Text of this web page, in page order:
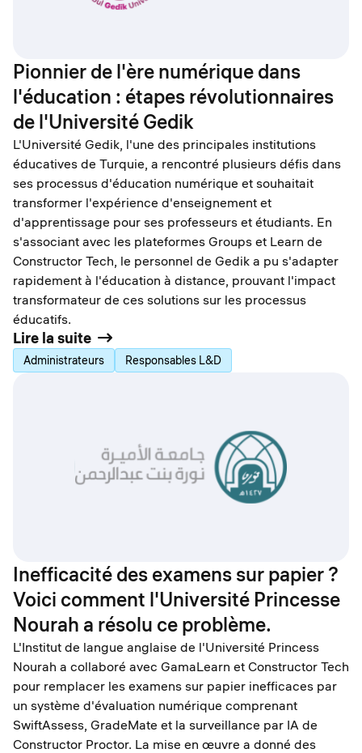
Pionnier de l'ère numérique dans
l'éducation : étapes révolutionnaires
de l'Université Gedik
L'Université Gedik, l'une des principales institutions
éducatives de Turquie, a rencontré plusieurs défis dans
ses processus d'éducation numérique et souhaitait
transformer l'expérience d'enseignement et
d'apprentissage pour ses professeurs et étudiants. En
s'associant avec les plateformes Groups et Learn de
Constructor Tech, le personnel de Gedik a pu s'adapter
rapidement à l'éducation à distance, prouvant l'impact
transformateur de ces solutions sur les processus
éducatifs.
Lire la suite
Administrateurs Responsables L&D
Inefficacité des examens sur papier ?
Voici comment l'Université Princesse
Nourah a résolu ce problème.
L'Institut de langue anglaise de l'Université Princess
Nourah a collaboré avec GamaLearn et Constructor Tech
pour remplacer les examens sur papier inefficaces par
un système d'évaluation numérique comprenant
SwiftAssess, GradeMate et la surveillance par IA de
Constructor Proctor. La mise en œuvre a donné des